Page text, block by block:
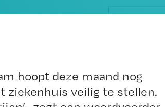
hoopt deze maand nog
ziekenhuis veilig te stellen.